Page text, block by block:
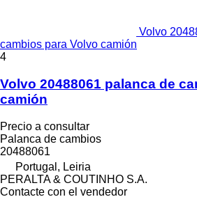
Volvo
cambios para Volvo camión
4
Volvo 20488061 palanca de
camión
Precio a consultar
Palanca de cambios
20488061
Portugal, Leiria
PERALTA & COUTINHO S.A.
Contacte con el vendedor